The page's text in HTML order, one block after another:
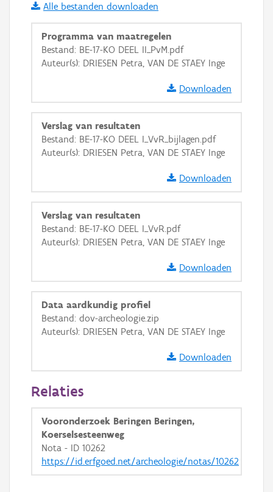
i
+ −
Basis Lagen
Ortho
GRB-Basiskaart
GRB-Basiskaart in grijswaarden
Alle bestanden downloaden
Programma van maatregelen
Bestand: BE-17-KO DEEL II_PvM.pdf
Auteur(s): DRIESEN Petra, VAN DE STAEY Inge
Downloaden
Verslag van resultaten
Bestand: BE-17-KO DEEL I_VvR_bijlagen.pdf
Auteur(s): DRIESEN Petra, VAN DE STAEY Inge
Downloaden
Verslag van resultaten
Bestand: BE-17-KO DEEL I_VvR.pdf
Auteur(s): DRIESEN Petra, VAN DE STAEY Inge
Downloaden
Data aardkundig profiel
Bestand: dov-archeologie.zip
Auteur(s): DRIESEN Petra, VAN DE STAEY Inge
Downloaden
Relaties
Vooronderzoek Beringen Beringen,
Koerselsesteenweg
Nota - ID 10262
https://id.erfgoed.net/archeologie/notas/10262